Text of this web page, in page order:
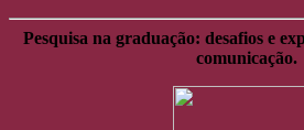
Pesquisa na graduação: desafios e
comunicação.